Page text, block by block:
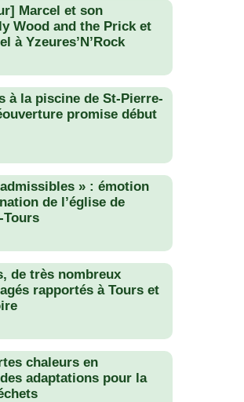
Marcel et son
Wood and the Prick et
à Yzeures’N’Rock
à la piscine de St-Pierre-
promise début
» : émotion
de l’église de
Tours
de très nombreux
rapportés à Tours et
chaleurs en
adaptations pour la